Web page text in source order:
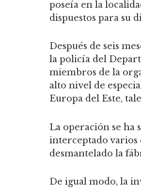
poseía en la
dispuestos para su
Después de seis
la policía del
miembros de la
alto nivel de
Europa del Este,
La operación se ha
interceptado varios
desmantelado la
De igual modo, la